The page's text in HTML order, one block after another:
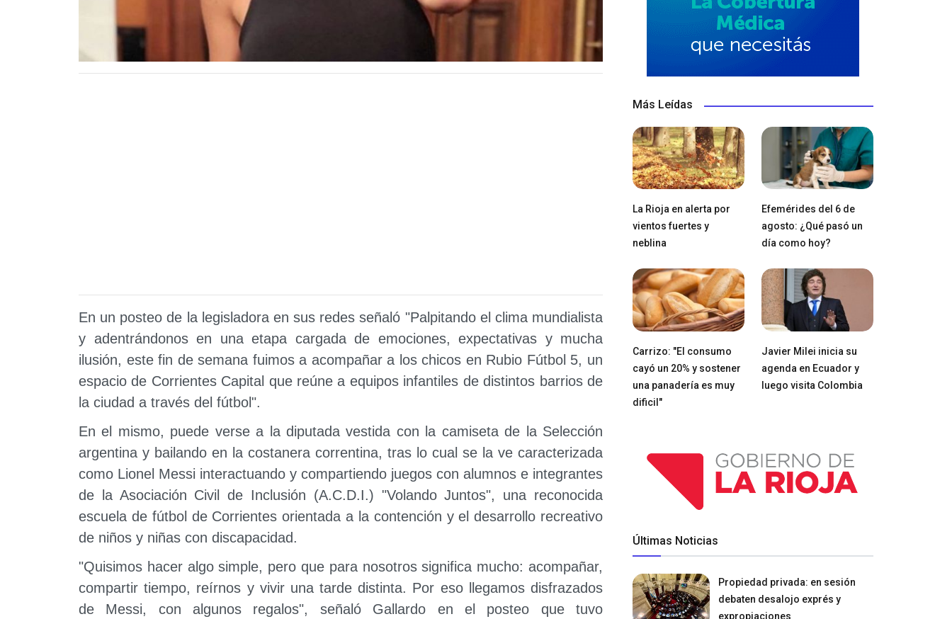
En un posteo de la legisladora en sus redes señaló "Palpitando el clima mundialista
y adentrándonos en una etapa cargada de emociones, expectativas y mucha
ilusión, este fin de semana fuimos a acompañar a los chicos en Rubio Fútbol 5, un
espacio de Corrientes Capital que reúne a equipos infantiles de distintos barrios de
la ciudad a través del fútbol".
En el mismo, puede verse a la diputada vestida con la camiseta de la Selección
argentina y bailando en la costanera correntina, tras lo cual se la ve caracterizada
como Lionel Messi interactuando y compartiendo juegos con alumnos e integrantes
de la Asociación Civil de Inclusión (A.C.D.I.) "Volando Juntos", una reconocida
escuela de fútbol de Corrientes orientada a la contención y el desarrollo recreativo
de niños y niñas con discapacidad.
"Quisimos hacer algo simple, pero que para nosotros significa mucho: acompañar,
compartir tiempo, reírnos y vivir una tarde distinta. Por eso llegamos disfrazados
de Messi, con algunos regalos", señaló Gallardo en el posteo que tuvo
Más Leídas
La Rioja en alerta por
vientos fuertes y
neblina
Efemérides del 6 de
agosto: ¿Qué pasó un
día como hoy?
Carrizo: "El consumo
cayó un 20% y sostener
una panadería es muy
dificil"
Javier Milei inicia su
agenda en Ecuador y
luego visita Colombia
Últimas Noticias
Propiedad privada: en sesión
debaten desalojo exprés y
expropiaciones